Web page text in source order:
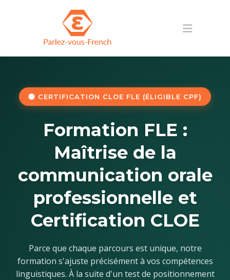
CERTIFICATION CLOE FLE (ÉLIGIBLE CPF)
Formation FLE :
Maîtrise de la
communication orale
professionnelle et
Certification CLOE
Parce que chaque parcours est unique, notre
formation s'ajuste précisément à vos compétences
linguistiques. À la suite d'un test de positionnement